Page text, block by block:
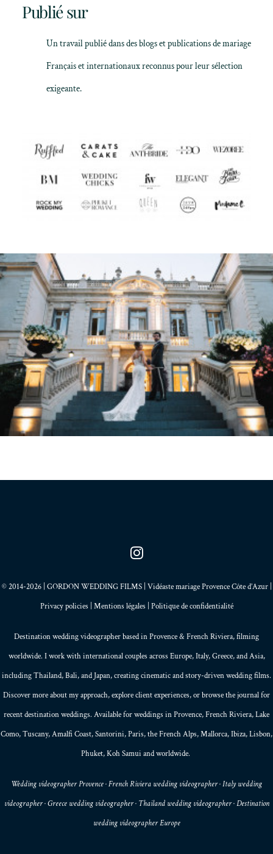
Publié sur
Un travail publié dans des blogs et publications de mariage
Français et internationaux reconnus pour leur sélection
exigeante.
© 2014-2026 | GORDON WEDDING FILMS | Vidéaste mariage Provence Côte d’Azur |
Privacy policies| Mentions légales| Politique de confidentialité
Destination wedding videographer based inProvence&French Riviera, filming
worldwide. I work with international couples across Europe,Italy,Greece, andAsia,
including Thailand,Bali, andJapan, creatingcinematic and story-driven wedding films.
Discover more about myapproach, exploreclient experiences, or browse thejournalfor
recent destination weddings. Available for weddings in Provence, French Riviera, Lake
Como, Tuscany, Amalfi Coast,Santorini,Paris, theFrench Alps,Mallorca, Ibiza,Lisbon,
Phuket, Koh Samui and worldwide.
Wedding videographer Provence · French Riviera wedding videographer · Italy wedding
videographer · Greece wedding videographer · Thailand wedding videographer · Destination
wedding videographer Europe